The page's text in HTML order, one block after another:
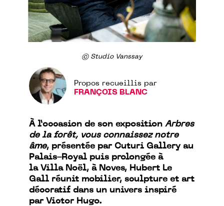
© Studio Vanssay
Propos recueillis par
FRANÇOIS BLANC
À l’occasion de son exposition Arbres
de la forêt, vous connaissez notre
âme, présentée par Cuturi Gallery au
Palais-Royal puis prolongée à
la Villa Noël, à Noves, Hubert Le
Gall réunit mobilier, sculpture et art
décoratif dans un univers inspiré
par Victor Hugo.